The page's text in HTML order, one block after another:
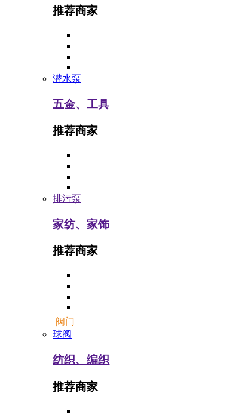
推荐商家
潜水泵
五金、工具
推荐商家
排污泵
家纺、家饰
推荐商家
阀门
球阀
纺织、编织
推荐商家